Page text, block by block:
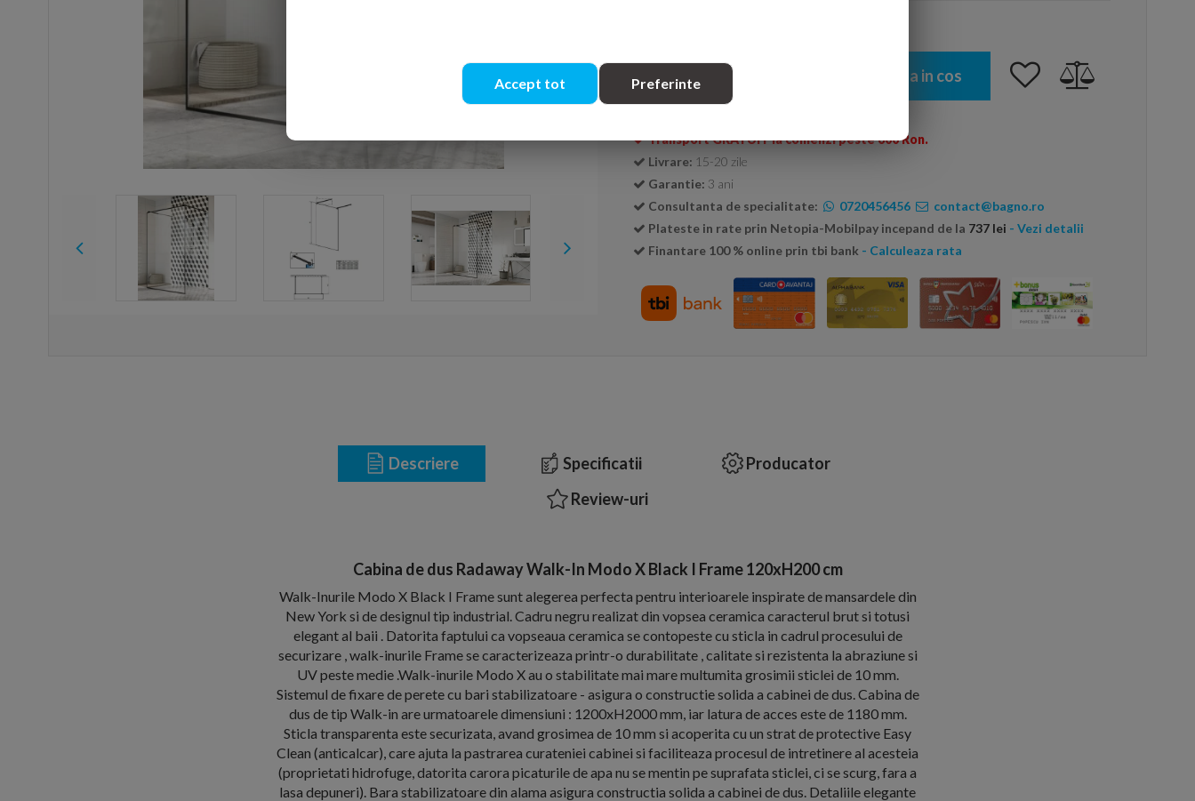
Adauga in cos
Transport GRATUIT la comenzi peste 600 Ron.
Livrare: 15-20 zile
Garantie: 3 ani
Consultanta de specialitate:
0720456456
contact@bagno.ro
Plateste in rate prin Netopia-Mobilpay incepand de la 737 lei - Vezi detalii
Finantare 100 % online prin tbi bank - Calculeaza rata
Descriere Specificatii
Producator
Review-uri
Cabina de dus Radaway Walk-In Modo X Black I Frame 120xH200 cm
Walk-Inurile Modo X Black I Frame sunt alegerea perfecta pentru interioarele inspirate de mansardele din
New York si de designul tip industrial. Cadru negru realizat din vopsea ceramica caracterul brut si totusi
elegant al baii . Datorita faptului ca vopseaua ceramica se contopeste cu sticla in cadrul procesului de
securizare , walk-inurile Frame se caracterizeaza printr-o durabilitate , calitate si rezistenta la abraziune si
UV peste medie .Walk-inurile Modo X au o stabilitate mai mare multumita grosimii sticlei de 10 mm.
Sistemul de fixare de perete cu bari stabilizatoare - asigura o constructie solida a cabinei de dus. Cabina de
dus de tip Walk-in are urmatoarele dimensiuni : 1200xH2000 mm, iar latura de acces este de 1180 mm.
Sticla transparenta este securizata, avand grosimea de 10 mm si acoperita cu un strat de protective Easy
Clean (anticalcar), care ajuta la pastrarea curateniei cabinei si faciliteaza procesul de intretinere al acesteia
(proprietati hidrofuge, datorita carora picaturile de apa nu se mentin pe suprafata sticlei, ci se scurg, fara a
lasa depuneri). Bara stabilizatoare din alama asigura constructia solida a cabinei de dus. Detaliile elegante
Accept tot Preferinte